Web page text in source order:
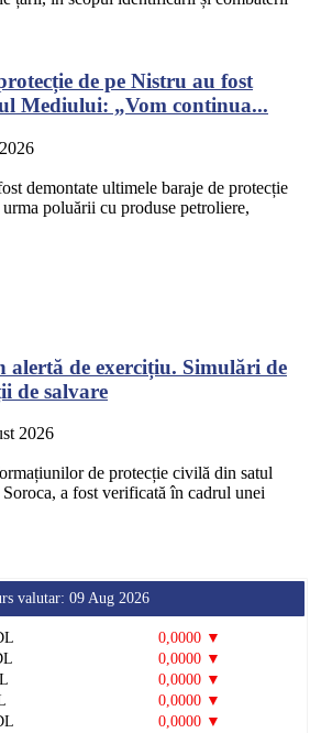
de pe Nistru au fost
Mediului: „Vom continua...
demontate ultimele baraje de protecție
poluării cu produse petroliere,
alertă de exercițiu. Simulări de
de salvare
2026
de protecție civilă din satul
a fost verificată în cadrul unei
valutar: 09 Aug 2026
0,0000 ▼
0,0000 ▼
0,0000 ▼
0,0000 ▼
0,0000 ▼